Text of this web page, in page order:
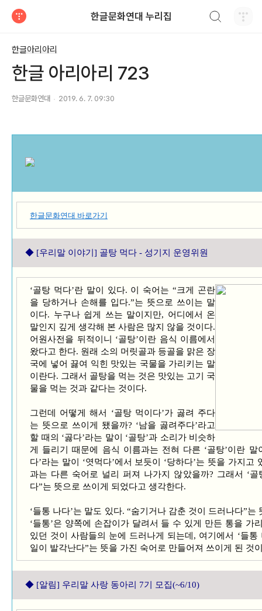
한글문화연대 누리집
한글아리아리
한글 아리아리 723
한글문화연대 2019. 6. 7. 09:30
한글문화연대 바로가기
◆ [우리말 이야기] 골탕 먹다 - 성기지 운영위원
‘골탕 먹다’란 말이 있다. 이 숙어는 “크게 곤란
을 당하거나 손해를 입다.”는 뜻으로 쓰이는 말
이다. 누구나 쉽게 쓰는 말이지만, 어디에서 온
말인지 깊게 생각해 본 사람은 많지 않을 것이다.
어원사전을 뒤적이니 ‘골탕’이란 음식 이름에서
왔다고 한다. 원래 소의 머릿골과 등골을 맑은 장
국에 넣어 끓여 익힌 맛있는 국물을 가리키는 말
이란다. 그래서 골탕을 먹는 것은 맛있는 고기 국
물을 먹는 것과 같다는 것이다.
그런데 어떻게 해서 ‘골탕 먹이다’가 곯려 주다
는 뜻으로 쓰이게 됐을까? ‘남을 곯려주다’라고
할 때의 ‘곯다’라는 말이 ‘골탕’과 소리가 비슷하
게 들리기 때문에 음식 이름과는 전혀 다른 ‘골탕’이란
다’라는 말이 ‘엿먹다’에서 보듯이 ‘당하다’는 뜻을 가지고
과는 다른 숙어로 널리 퍼져 나가지 않았을까? 그래서 ‘골
다”는 뜻으로 쓰이게 되었다고 생각한다.
‘들통 나다’는 말도 있다. “숨기거나 감춘 것이 드러나다”
‘들통’은 양쪽에 손잡이가 달려서 들 수 있게 만든 통을 가
있던 것이 사람들의 눈에 드러나게 되는데, 여기에서 ‘들
일이 발각난다”는 뜻을 가진 숙어로 만들어져 쓰이게 된 것
◆ [알림] 우리말 사랑 동아리 7기 모집(~6/10)